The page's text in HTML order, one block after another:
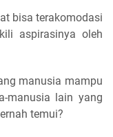
bisa terakomodasi
aspirasinya oleh
manusia mampu
manusia lain yang
temui?